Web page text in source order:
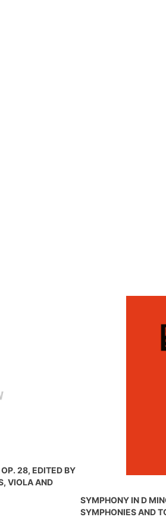
28, EDITED BY
VIOLA AND
SYMPHONY IN D
SYMPHONIES AND